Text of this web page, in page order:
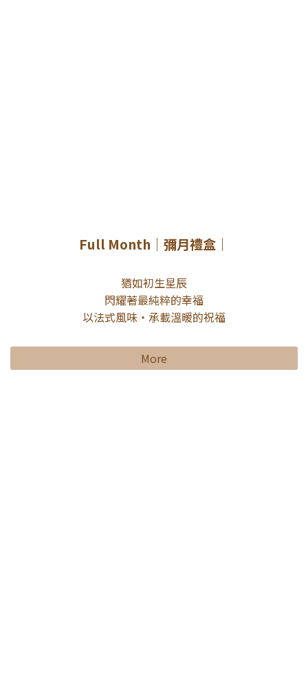
Full Month｜彌月禮盒｜
猶如初生星辰
閃耀著最純粹的幸福
以法式風味・承載溫暖的祝福
More